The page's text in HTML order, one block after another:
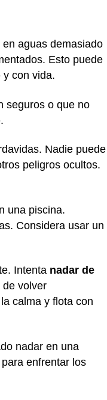
aguas demasiado
Esto puede
con vida.
seguros o que no
Nadie puede
peligros ocultos.
una piscina.
Considera usar un
Intenta nadar de
de volver
calma y flota con
nadar en una
enfrentar los